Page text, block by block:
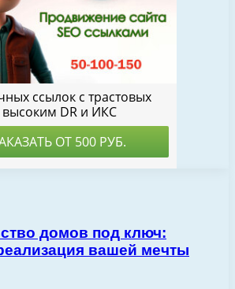
домов под ключ:
вашей мечты